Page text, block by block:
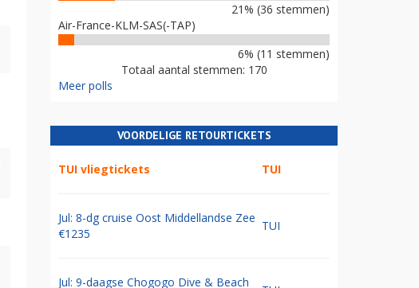
21% (36 stemmen)
Air-France-KLM-SAS(-TAP)
6% (11 stemmen)
Totaal aantal stemmen: 170
Meer polls
VOORDELIGE RETOURTICKETS
TUI vliegtickets TUI
Jul: 8-dg cruise Oost Middellandse Zee
€1235
TUI
Jul: 9-daagse Chogogo Dive & Beach